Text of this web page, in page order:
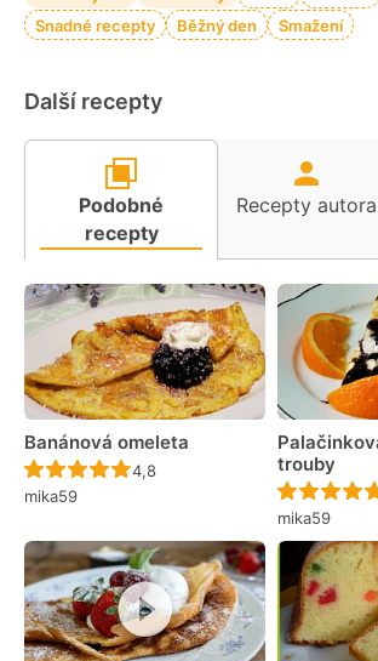
Snadné recepty
Běžný den Smažení
Další recepty
Podobné
recepty
Recepty autora
Banánová omeleta
Recept ještě nebyl hodnocen
4,8
mika59
trouby
mika59